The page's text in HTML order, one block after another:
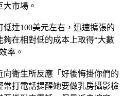
市場。
達100美元左右，迅速擴張的
在相對低的成本上取得“大數
率。
向衛生所反應「好後悔掛你們的
打電話提醒她要做乳房攝影檢